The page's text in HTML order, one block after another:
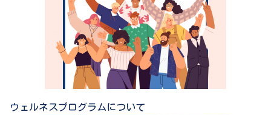
ウェルネスプログラムについて